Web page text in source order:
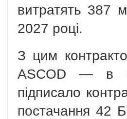
витратять 387
2027 році.
З цим
ASCOD — в
підписало
постачання 42